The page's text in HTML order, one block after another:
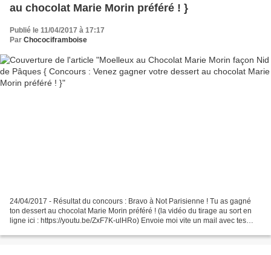
au chocolat Marie Morin préféré ! }
Publié le 11/04/2017 à 17:17
Par Chocociframboise
24/04/2017 - Résultat du concours : Bravo à Not Parisienne ! Tu as gagné
ton dessert au chocolat Marie Morin préféré ! (la vidéo du tirage au sort en
ligne ici : https://youtu.be/ZxF7K-ulHRo) Envoie moi vite un mail avec tes